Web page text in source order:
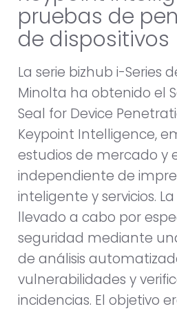
pruebas de
de dispositivos
La serie bizhub i-Series
Minolta ha obtenido el
Seal for Device
Keypoint Intelligence,
estudios de mercado y
independiente de
inteligente y servicios.
llevado a cabo por
seguridad mediante
de análisis
vulnerabilidades y
incidencias. El objetivo